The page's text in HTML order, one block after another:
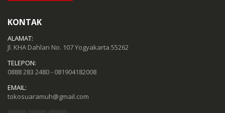
KONTAK
ALAMAT:
Jl. KHA Dahlan No. 107 Yogyakarta 55262
TELEPON:
0888 283 2480 - 081904182008
EMAIL:
tokosuaramuh@gmail.com